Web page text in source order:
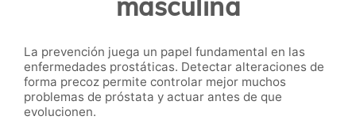
masculina
La prevención juega un papel fundamental en las
enfermedades prostáticas. Detectar alteraciones de
forma precoz permite controlar mejor muchos
problemas de próstata y actuar antes de que
evolucionen.